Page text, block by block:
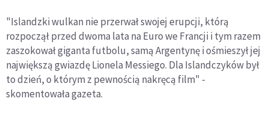
"Islandzki wulkan nie przerwał swojej erupcji, którą
rozpoczął przed dwoma lata na Euro we Francji i tym razem
zaszokował giganta futbolu, samą Argentynę i ośmieszył jej
największą gwiazdę Lionela Messiego. Dla Islandczyków był
to dzień, o którym z pewnością nakręcą film" -
skomentowała gazeta.